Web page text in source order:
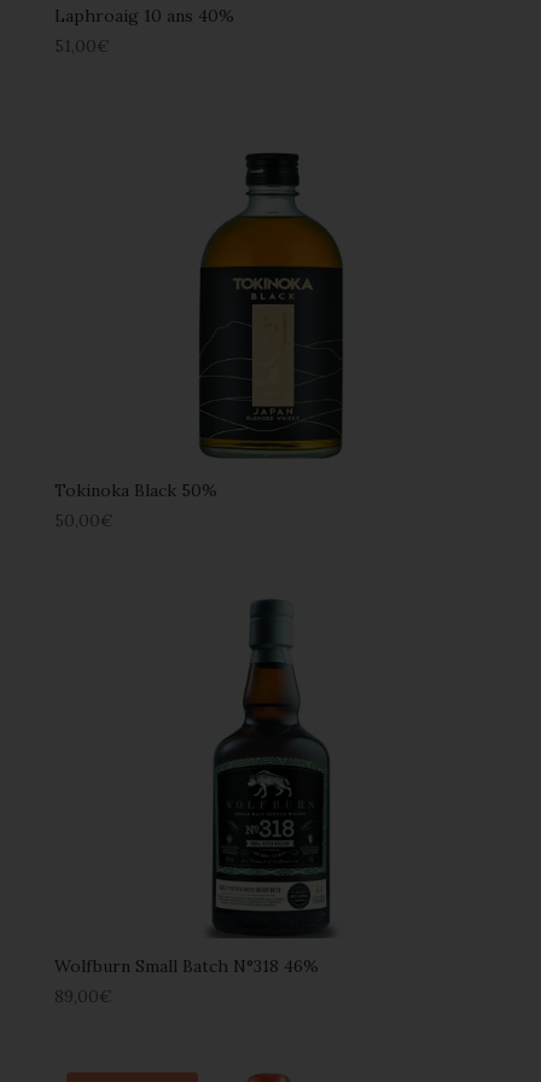
Laphroaig 10 ans 40%
51,00€
Tokinoka Black 50%
50,00€
Wolfburn Small Batch N°318 46%
89,00€